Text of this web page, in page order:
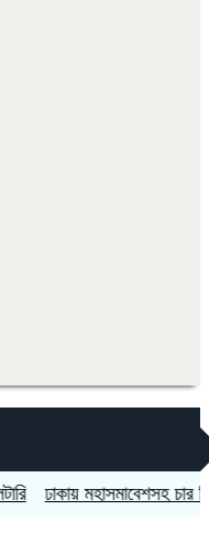
ঢাকায় মহাসমাবেশসহ চার